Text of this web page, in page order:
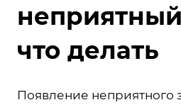
что делать
Появление неприятного